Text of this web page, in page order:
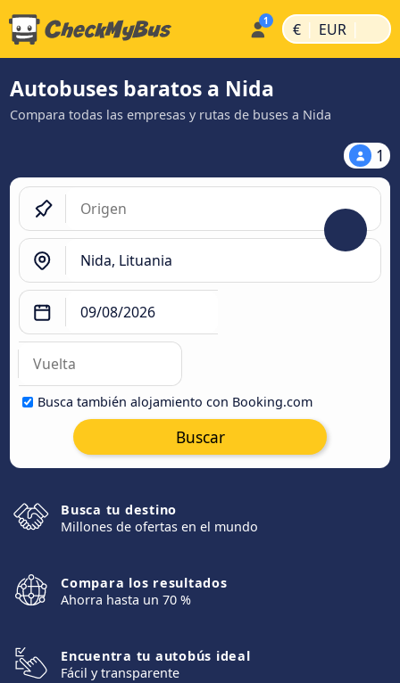
€ | EUR |
Autobuses baratos a Nida
Compara todas las empresas y rutas de buses a Nida
1
Busca también alojamiento con Booking.com
Buscar
Busca tu destino
Millones de ofertas en el mundo
Compara los resultados
Ahorra hasta un 70 %
Encuentra tu autobús ideal
Fácil y transparente